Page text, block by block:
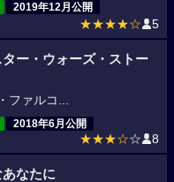
2019年12月公開
★★★★☆ 5
ー・ウォーズ・ストー
ファルコ...
2018年6月公開
★★★☆☆ 8
なたに